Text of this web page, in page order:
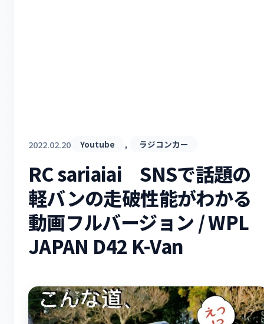
2022.02.20 Youtube , ラジコンカー
RC sariaiai SNSで話題の
軽バンの走破性能がわかる
動画フルバージョン / WPL
JAPAN D42 K-Van